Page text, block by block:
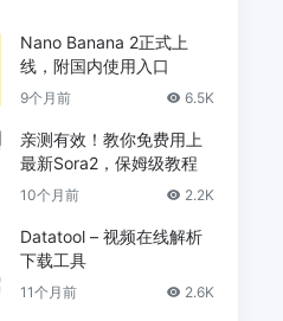
Nano Banana 2正式上
线，附国内使用入口
9个月前 6.5K
亲测有效！教你免费用上
最新Sora2，保姆级教程
10个月前 2.2K
Datatool – 视频在线解析
下载工具
11个月前 2.6K